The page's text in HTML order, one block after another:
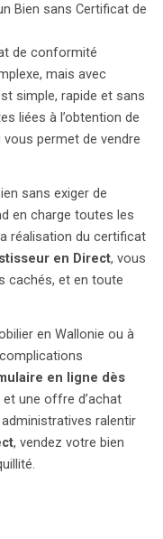
Bien sans Certificat de
de conformité
mais avec
simple, rapide et sans
liées à l’obtention de
permet de vendre
sans exiger de
en charge toutes les
réalisation du certificat
en Direct, vous
cachés, et en toute
en Wallonie ou à
en ligne dès
une offre d’achat
ralentir
, vendez votre bien